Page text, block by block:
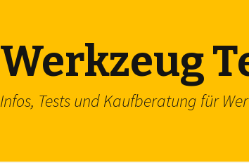
Werkzeug
Infos, Tests und Kaufberatung für